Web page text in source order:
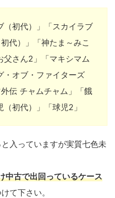
（初代）」「スカイラブ
代）」「神たま～みこ
父さん2」「マキシマム
・オブ・ファイターズ
伝 チャムチャム」「餓
初代）」「球児2」
入っていますが実質七色未
中古で出回っているケース
て下さい。